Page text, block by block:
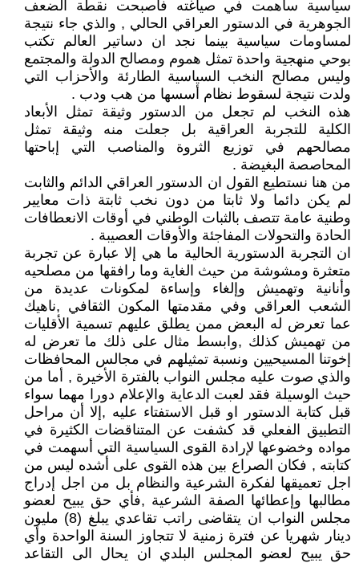
سياسية ساهمت في صياغته فأصبحت نقطة الضعف
الجوهرية في الدستور العراقي الحالي , والذي جاء نتيجة
لمساومات سياسية بينما نجد ان دساتير العالم تكتب
بوحي منهجية واحدة تمثل هموم ومصالح الدولة والمجتمع
وليس مصالح النخب السياسية الطارئة والأحزاب التي
ولدت نتيجة لسقوط نظام أسسها من هب ودب .
هذه النخب لم تجعل من الدستور وثيقة تمثل الأبعاد
الكلية للتجربة العراقية بل جعلت منه وثيقة تمثل
مصالحهم في توزيع الثروة والمناصب التي إباحتها
المحاصصة البغيضة .
من هنا نستطيع القول ان الدستور العراقي الدائم والثابت
لم يكن دائما ولا ثابتا من دون نخب ثابتة ذات معايير
وطنية عامة تتصف بالثبات الوطني في أوقات الانعطافات
الحادة والتحولات المفاجئة والأوقات العصيبة .
ان التجربة الدستورية الحالية ما هي إلا عبارة عن تجربة
متعثرة ومشوشة من حيث الغاية وما رافقها من مصلحيه
وأنانية وتهميش وإلغاء وإساءة لمكونات عديدة من
الشعب العراقي وفي مقدمتها المكون الثقافي ,ناهيك
عما تعرض له البعض ممن يطلق عليهم تسمية الأقليات
من تهميش كذلك ,وابسط مثال على ذلك ما تعرض له
إخوتنا المسيحيين ونسبة تمثيلهم في مجالس المحافظات
والذي صوت عليه مجلس النواب بالفترة الأخيرة , أما من
حيث الوسيلة فقد لعبت الدعاية والإعلام دورا مهما سواء
قبل كتابة الدستور او قبل الاستفتاء عليه ,إلا أن مراحل
التطبيق الفعلي قد كشفت عن المتناقضات الكثيرة في
مواده وخضوعها لإرادة القوى السياسية التي أسهمت في
كتابته , فكان الصراع بين هذه القوى على أشده ليس من
اجل تعميقها لفكرة الشرعية والنظام بل من اجل إدراج
مطالبها وإعطائها الصفة الشرعية ,فأي حق يبيح لعضو
مجلس النواب ان يتقاضى راتب تقاعدي يبلغ (8) مليون
دينار شهريا عن فترة زمنية لا تتجاوز السنة الواحدة وأي
حق يبيح لعضو المجلس البلدي ان يحال الى التقاعد